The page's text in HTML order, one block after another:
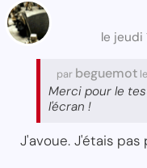
le jeudi
par beguemot
Merci pour le
l'écran !
J'avoue. J'étais pas